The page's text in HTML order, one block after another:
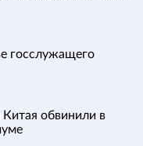
госслужащего
обвинили в